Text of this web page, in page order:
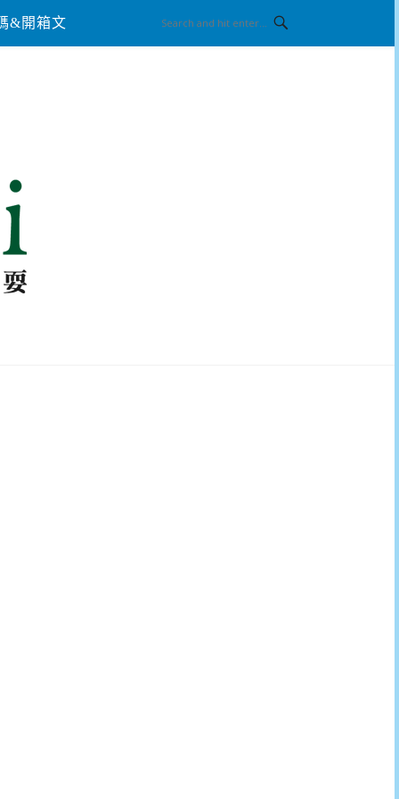
&開箱文